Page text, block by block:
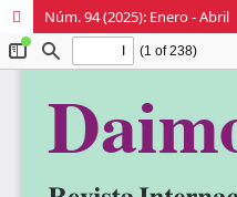
Núm. 94 (2025): Enero - Abril